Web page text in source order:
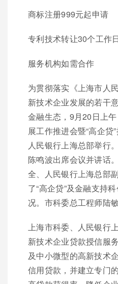
商标注册999元起申请
专利技术转让30个工作
服务机构如需合作
为贯彻落实《上海市人
新技术企业发展的若干
金融生态，9月20日上
展工作推进会暨“高企贷
人民银行上海总部举行
陈鸣波出席会议并讲话
全、人民银行上海总部
了“高企贷”及金融支持
况。市科委总工程师陆
上海市科委、人民银行
新技术企业贷款授信服
及中小微型的高新技术
信用贷款，并建立专门